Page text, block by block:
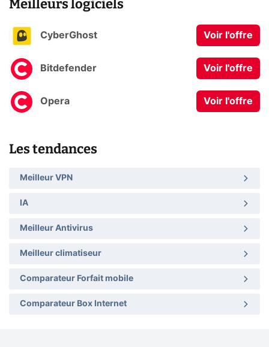
Meilleurs logiciels
CyberGhost Voir l'offre
Bitdefender Voir l'offre
Opera Voir l'offre
Les tendances
Meilleur VPN
IA
Meilleur Antivirus
Meilleur climatiseur
Comparateur Forfait mobile
Comparateur Box Internet